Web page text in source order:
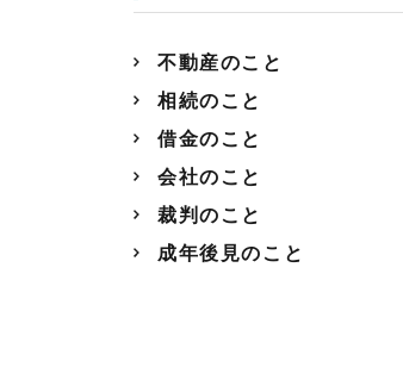
不動産のこと
相続のこと
借金のこと
会社のこと
裁判のこと
成年後見のこと